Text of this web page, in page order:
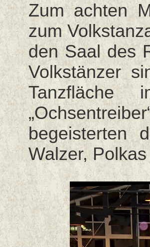
Zum achten
zum
den Saal des
Volkstänzer
Tanzfläche
begeisterten
Walzer,